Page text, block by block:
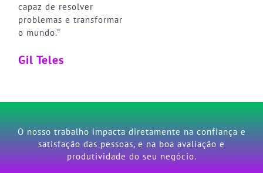
capaz de resolver
problemas e transformar
o mundo.”
Gil Teles
O nosso trabalho impacta diretamente na confiança e
satisfação das pessoas, e na boa avaliação e
produtividade do seu negócio.